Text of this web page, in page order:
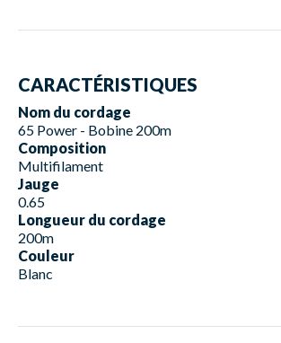
CARACTÉRISTIQUES
Nom du cordage
65 Power - Bobine 200m
Composition
Multifilament
Jauge
0.65
Longueur du cordage
200m
Couleur
Blanc